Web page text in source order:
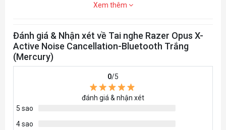
Xem thêm
Đánh giá & Nhận xét về Tai nghe Razer Opus X-
Active Noise Cancellation-Bluetooth Trắng
(Mercury)
0/5
đánh giá & nhận xét
5 sao
4 sao